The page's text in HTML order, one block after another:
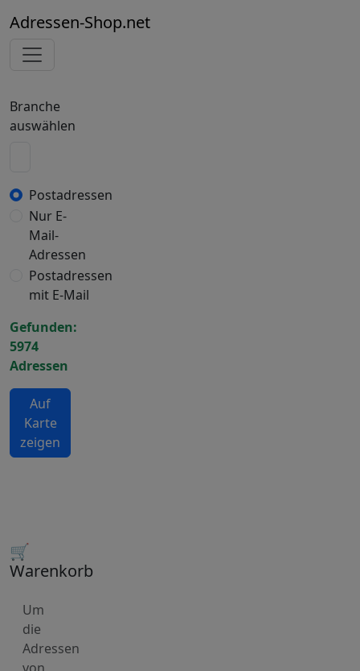
Adressen-Shop.net
Branche
auswählen
Postadressen
Nur E-
Mail-
Adressen
Postadressen
mit E-Mail
Gefunden:
5974
Adressen
Auf
Karte
zeigen
🛒
Warenkorb
Um
die
Adressen